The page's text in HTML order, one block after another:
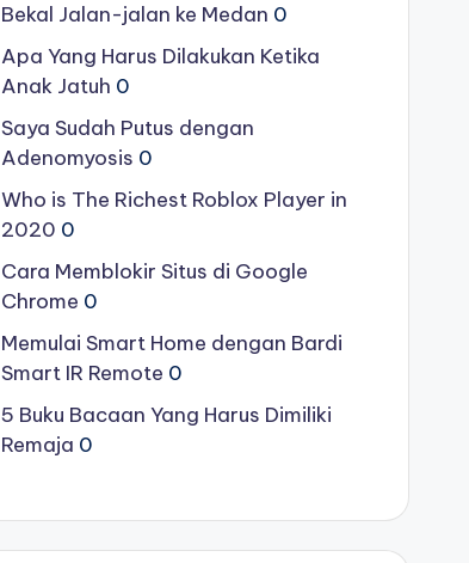
Bekal Jalan-jalan ke Medan 0
Apa Yang Harus Dilakukan Ketika
Anak Jatuh 0
Saya Sudah Putus dengan
Adenomyosis 0
Who is The Richest Roblox Player in
2020 0
Cara Memblokir Situs di Google
Chrome 0
Memulai Smart Home dengan Bardi
Smart IR Remote 0
5 Buku Bacaan Yang Harus Dimiliki
Remaja 0